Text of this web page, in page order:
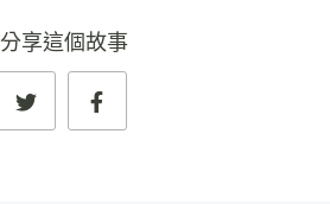
分享這個故事